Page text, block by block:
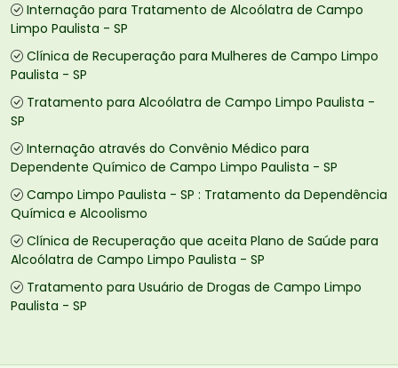
Internação para Tratamento de Alcoólatra de Campo
Limpo Paulista - SP
Clínica de Recuperação para Mulheres de Campo Limpo
Paulista - SP
Tratamento para Alcoólatra de Campo Limpo Paulista -
SP
Internação através do Convênio Médico para
Dependente Químico de Campo Limpo Paulista - SP
Campo Limpo Paulista - SP : Tratamento da Dependência
Química e Alcoolismo
Clínica de Recuperação que aceita Plano de Saúde para
Alcoólatra de Campo Limpo Paulista - SP
Tratamento para Usuário de Drogas de Campo Limpo
Paulista - SP